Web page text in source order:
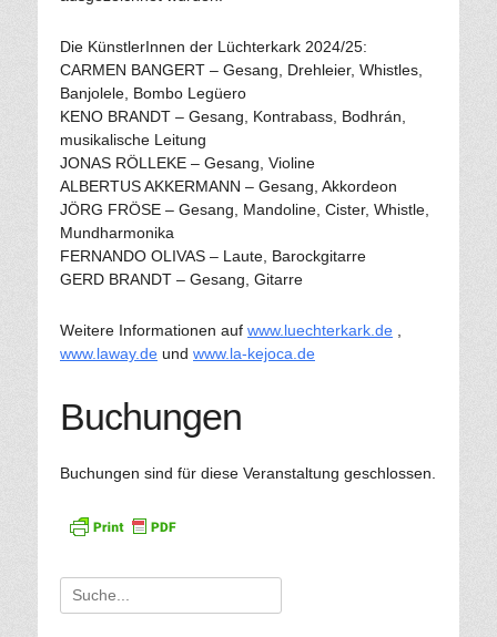
Die KünstlerInnen der Lüchterkark 2024/25:
CARMEN BANGERT – Gesang, Drehleier, Whistles,
Banjolele, Bombo Legüero
KENO BRANDT – Gesang, Kontrabass, Bodhrán,
musikalische Leitung
JONAS RÖLLEKE – Gesang, Violine
ALBERTUS AKKERMANN – Gesang, Akkordeon
JÖRG FRÖSE – Gesang, Mandoline, Cister, Whistle,
Mundharmonika
FERNANDO OLIVAS – Laute, Barockgitarre
GERD BRANDT – Gesang, Gitarre
Weitere Informationen auf www.luechterkark.de
www.laway.de und www.la-kejoca.de
Buchungen
Buchungen sind für diese Veranstaltung geschlossen.
Suche
für: